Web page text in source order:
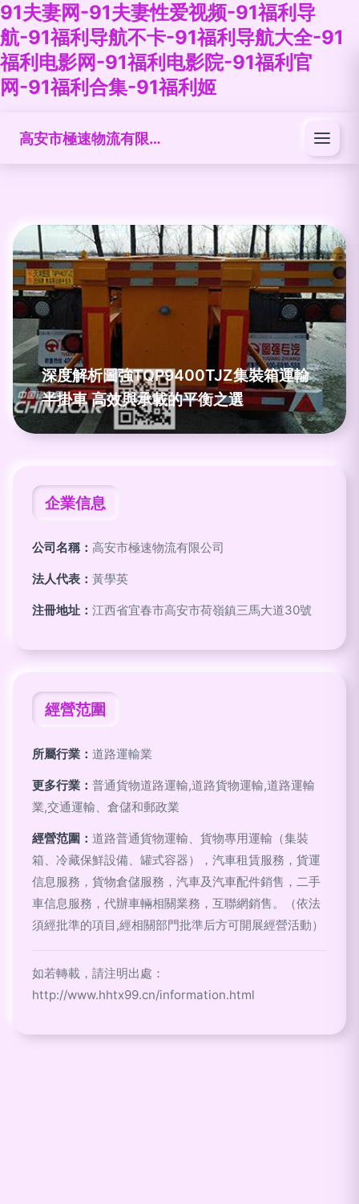
91夫妻网-91夫妻性爱视频-91福利导
航-91福利导航不卡-91福利导航大全-91
福利电影网-91福利电影院-91福利官
网-91福利合集-91福利姬
高安市極速物流有限公司
深度解析圖強TQP9400TJZ集裝箱運輸
半掛車 高效與承載的平衡之選
企業信息
公司名稱： 高安市極速物流有限公司
法人代表： 黃學英
注冊地址： 江西省宜春市高安市荷嶺鎮三馬大道30號
經營范圍
所屬行業： 道路運輸業
更多行業： 普通貨物道路運輸,道路貨物運輸,道路運輸
業,交通運輸、倉儲和郵政業
經營范圍： 道路普通貨物運輸、貨物專用運輸（集裝
箱、冷藏保鮮設備、罐式容器），汽車租賃服務，貨運
信息服務，貨物倉儲服務，汽車及汽車配件銷售，二手
車信息服務，代辦車輛相關業務，互聯網銷售。（依法
須經批準的項目,經相關部門批準后方可開展經營活動）
如若轉載，請注明出處：
http://www.hhtx99.cn/information.html